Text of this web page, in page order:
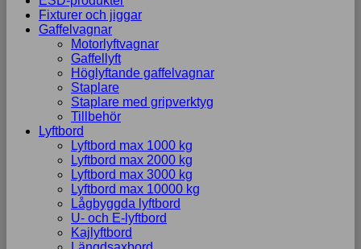
Fixturer och jiggar
Gaffelvagnar
Motorlyftvagnar
Gaffellyft
Höglyftande gaffelvagnar
Staplare
Staplare med gripverktyg
Tillbehör
Lyftbord
Lyftbord max 1000 kg
Lyftbord max 2000 kg
Lyftbord max 3000 kg
Lyftbord max 10000 kg
Lågbyggda lyftbord
U- och E-lyftbord
Kajlyftbord